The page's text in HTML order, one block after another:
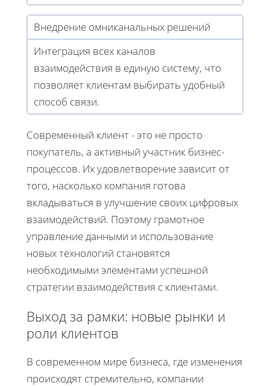
Внедрение омниканальных решений
Интеграция всех каналов
взаимодействия в единую систему, что
позволяет клиентам выбирать удобный
способ связи.
Современный клиент - это не просто
покупатель, а активный участник бизнес-
процессов. Их удовлетворение зависит от
того, насколько компания готова
вкладываться в улучшение своих цифровых
взаимодействий. Поэтому грамотное
управление данными и использование
новых технологий становятся
необходимыми элементами успешной
стратегии взаимодействия с клиентами.
Выход за рамки: новые рынки и
роли клиентов
В современном мире бизнеса, где изменения
происходят стремительно, компании